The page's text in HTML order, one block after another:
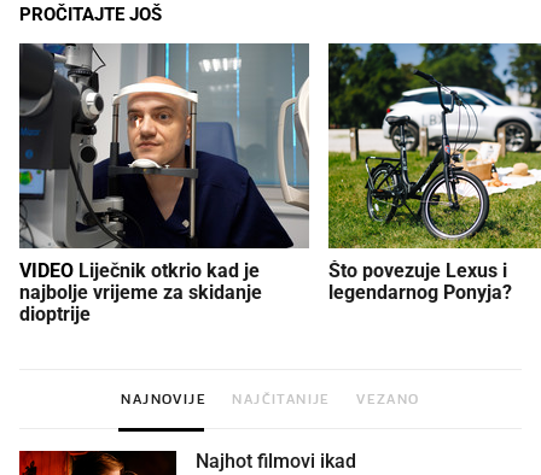
PROČITAJTE JOŠ
VIDEO
najbolje vrijeme za skidanje
dioptrije
Što povezuje Lexus i
legendarnog Ponyja?
NAJNOVIJE NAJČITANIJE VEZANO
Najhot filmovi ikad